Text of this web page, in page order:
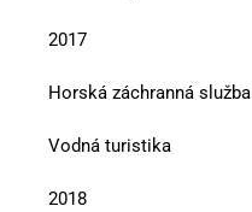
2017
Horská záchranná služba
Vodná turistika
2018